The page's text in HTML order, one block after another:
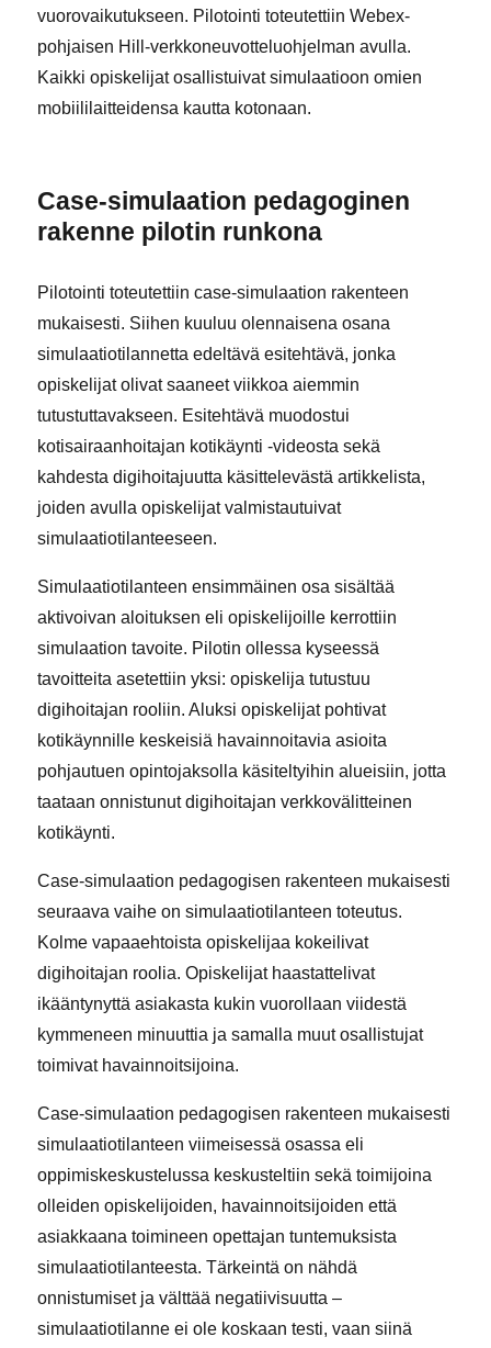
vuorovaikutukseen. Pilotointi toteutettiin Webex-
pohjaisen Hill-verkkoneuvotteluohjelman avulla.
Kaikki opiskelijat osallistuivat simulaatioon omien
mobiililaitteidensa kautta kotonaan.
Case-simulaation pedagoginen
rakenne pilotin runkona
Pilotointi toteutettiin case-simulaation rakenteen
mukaisesti. Siihen kuuluu olennaisena osana
simulaatiotilannetta edeltävä esitehtävä, jonka
opiskelijat olivat saaneet viikkoa aiemmin
tutustuttavakseen. Esitehtävä muodostui
kotisairaanhoitajan kotikäynti -videosta sekä
kahdesta digihoitajuutta käsittelevästä artikkelista,
joiden avulla opiskelijat valmistautuivat
simulaatiotilanteeseen.
Simulaatiotilanteen ensimmäinen osa sisältää
aktivoivan aloituksen eli opiskelijoille kerrottiin
simulaation tavoite. Pilotin ollessa kyseessä
tavoitteita asetettiin yksi: opiskelija tutustuu
digihoitajan rooliin. Aluksi opiskelijat pohtivat
kotikäynnille keskeisiä havainnoitavia asioita
pohjautuen opintojaksolla käsiteltyihin alueisiin, jotta
taataan onnistunut digihoitajan verkkovälitteinen
kotikäynti.
Case-simulaation pedagogisen rakenteen mukaisesti
seuraava vaihe on simulaatiotilanteen toteutus.
Kolme vapaaehtoista opiskelijaa kokeilivat
digihoitajan roolia. Opiskelijat haastattelivat
ikääntynyttä asiakasta kukin vuorollaan viidestä
kymmeneen minuuttia ja samalla muut osallistujat
toimivat havainnoitsijoina.
Case-simulaation pedagogisen rakenteen mukaisesti
simulaatiotilanteen viimeisessä osassa eli
oppimiskeskustelussa keskusteltiin sekä toimijoina
olleiden opiskelijoiden, havainnoitsijoiden että
asiakkaana toimineen opettajan tuntemuksista
simulaatiotilanteesta. Tärkeintä on nähdä
onnistumiset ja välttää negatiivisuutta –
simulaatiotilanne ei ole koskaan testi, vaan siinä